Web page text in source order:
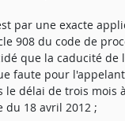
par une exacte
908 du code de
que la caducité de
faute pour
le délai de trois mois
du 18 avril 2012 ;